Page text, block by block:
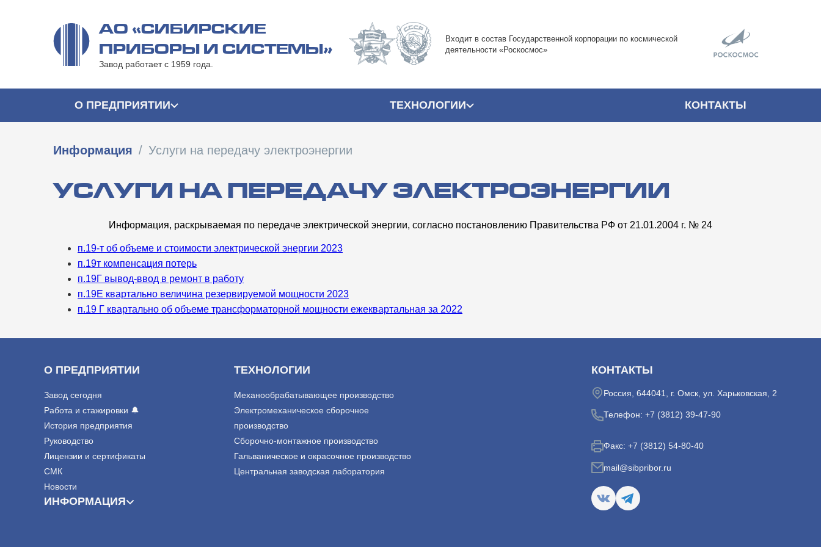
содержимому
АО «СИБИРСКИЕ
ПРИБОРЫ И СИСТЕМЫ»
Завод работает с 1959 года.
Входит в состав Государственной корпорации по космической
деятельности «Роскосмос»
О ПРЕДПРИЯТИИ ТЕХНОЛОГИИ КОНТАКТЫ
Информация / Услуги на передачу электроэнергии
УСЛУГИ НА ПЕРЕДАЧУ ЭЛЕКТРОЭНЕРГИИ
Информация, раскрываемая по передаче электрической энергии, согласно постановлению Правительства РФ от 21.01.2004 г. № 24
п.19-т об объеме и стоимости электрической энергии 2023
п.19т компенсация потерь
п.19Г вывод-ввод в ремонт в работу
п.19Е квартально величина резервируемой мощности 2023
п.19 Г квартально об объеме трансформаторной мощности ежеквартальная за 2022
О ПРЕДПРИЯТИИ
Завод сегодня
Работа и стажировки 🔔
История предприятия
Руководство
Лицензии и сертификаты
СМК
Новости
ТЕХНОЛОГИИ
Механообрабатывающее производство
Электромеханическое сборочное
производство
Сборочно-монтажное производство
Гальваническое и окрасочное производство
Центральная заводская лаборатория
ИНФОРМАЦИЯ
КОНТАКТЫ
Россия, 644041, г. Омск, ул. Харьковская, 2
Телефон: +7 (3812) 39-47-90
Факс: +7 (3812) 54-80-40
mail@sibpribor.ru